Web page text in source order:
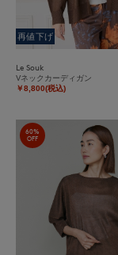
再値下げ
Le Souk
Vネックカーディガン
￥8,800(税込)
60%
OFF